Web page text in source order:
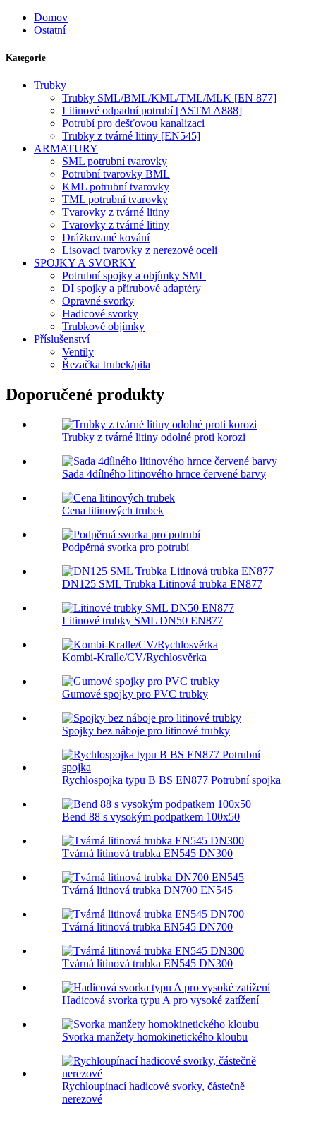
Domov
Ostatní
Kategorie
Trubky
Trubky SML/BML/KML/TML/MLK [EN 877]
Litinové odpadní potrubí [ASTM A888]
Potrubí pro dešťovou kanalizaci
Trubky z tvárné litiny [EN545]
ARMATURY
SML potrubní tvarovky
Potrubní tvarovky BML
KML potrubní tvarovky
TML potrubní tvarovky
Tvarovky z tvárné litiny
Tvarovky z tvárné litiny
Drážkované kování
Lisovací tvarovky z nerezové oceli
SPOJKY A SVORKY
Potrubní spojky a objímky SML
DI spojky a přírubové adaptéry
Opravné svorky
Hadicové svorky
Trubkové objímky
Příslušenství
Ventily
Řezačka trubek/pila
Doporučené produkty
Trubky z tvárné litiny odolné proti korozi
Sada 4dílného litinového hrnce červené barvy
Cena litinových trubek
Podpěrná svorka pro potrubí
DN125 SML Trubka Litinová trubka EN877
Litinové trubky SML DN50 EN877
Kombi-Kralle/CV/Rychlosvěrka
Gumové spojky pro PVC trubky
Spojky bez náboje pro litinové trubky
Rychlospojka typu B BS EN877 Potrubní spojka
Bend 88 s vysokým podpatkem 100x50
Tvárná litinová trubka EN545 DN300
Tvárná litinová trubka DN700 EN545
Tvárná litinová trubka EN545 DN700
Tvárná litinová trubka EN545 DN300
Hadicová svorka typu A pro vysoké zatížení
Svorka manžety homokinetického kloubu
Rychloupínací hadicové svorky, částečně
nerezové